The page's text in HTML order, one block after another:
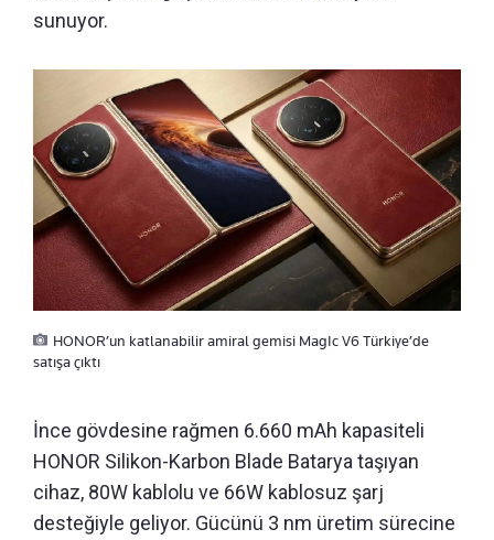
sunuyor.
HONOR’un katlanabilir amiral gemisi MagIc V6 Türkiye’de
satışa çıktı
İnce gövdesine rağmen 6.660 mAh kapasiteli
HONOR Silikon-Karbon Blade Batarya taşıyan
cihaz, 80W kablolu ve 66W kablosuz şarj
desteğiyle geliyor. Gücünü 3 nm üretim sürecine